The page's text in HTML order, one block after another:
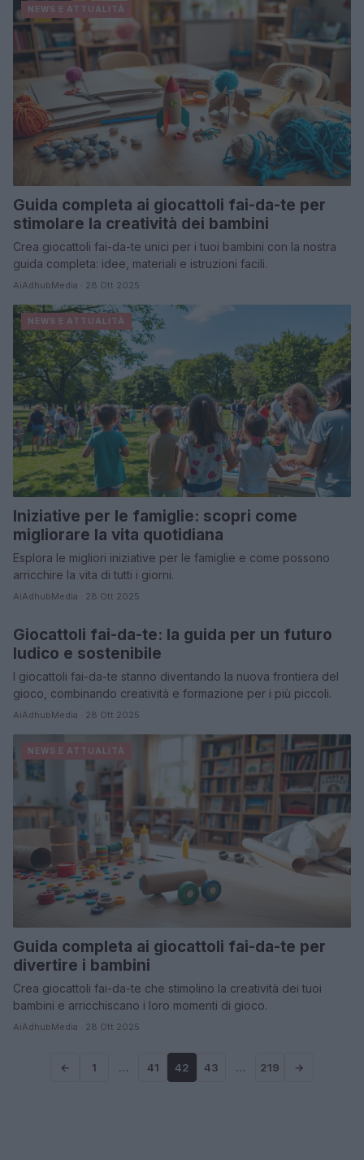
NEWS E ATTUALITÀ
Guida completa ai giocattoli fai-da-te per
stimolare la creatività dei bambini
Crea giocattoli fai-da-te unici per i tuoi bambini con la nostra
guida completa: idee, materiali e istruzioni facili.
AiAdhubMedia · 28 Ott 2025
NEWS E ATTUALITÀ
Iniziative per le famiglie: scopri come
migliorare la vita quotidiana
Esplora le migliori iniziative per le famiglie e come possono
arricchire la vita di tutti i giorni.
AiAdhubMedia · 28 Ott 2025
NEWS E ATTUALITÀ
Giocattoli fai-da-te: la guida per un futuro
ludico e sostenibile
I giocattoli fai-da-te stanno diventando la nuova frontiera del
gioco, combinando creatività e formazione per i più piccoli.
AiAdhubMedia · 28 Ott 2025
NEWS E ATTUALITÀ
Guida completa ai giocattoli fai-da-te per
divertire i bambini
Crea giocattoli fai-da-te che stimolino la creatività dei tuoi
bambini e arricchiscano i loro momenti di gioco.
AiAdhubMedia · 28 Ott 2025
← 1 … 41 42 43 … 219 →